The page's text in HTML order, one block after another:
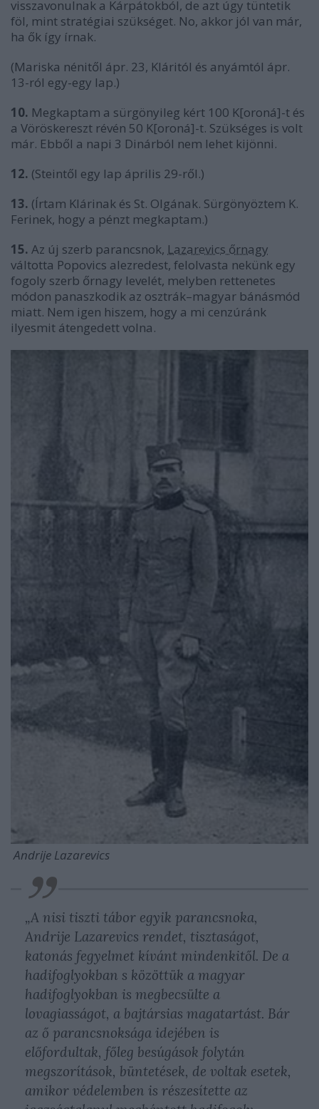
visszavonulnak a Kárpátokból, de azt úgy tüntetik
föl, mint stratégiai szükséget. No, akkor jól van már,
ha ők így írnak.
(Mariska nénitől ápr. 23, Kláritól és anyámtól ápr.
13-ról egy-egy lap.)
10. Megkaptam a sürgönyileg kért 100 K[oroná]-t és
a Vöröskereszt révén 50 K[oroná]-t. Szükséges is volt
már. Ebből a napi 3 Dinárból nem lehet kijönni.
12. (Steintől egy lap április 29-ről.)
13. (Írtam Klárinak és St. Olgának. Sürgönyöztem K.
Ferinek, hogy a pénzt megkaptam.)
15. Az új szerb parancsnok, Lazarevics őrnagy
váltotta Popovics alezredest, felolvasta nekünk egy
fogoly szerb őrnagy levelét, melyben rettenetes
módon panaszkodik az osztrák–magyar bánásmód
miatt. Nem igen hiszem, hogy a mi cenzúránk
ilyesmit átengedett volna.
Andrije Lazarevics
„A nisi tiszti tábor egyik parancsnoka,
Andrije Lazarevics rendet, tisztaságot,
katonás fegyelmet kívánt mindenkitől. De a
hadifoglyokban s közöttük a magyar
hadifoglyokban is megbecsülte a
lovagiasságot, a bajtársias magatartást. Bár
az ő parancsnoksága idejében is
előfordultak, főleg besúgások folytán
megszorítások, büntetések, de voltak esetek,
amikor védelemben is részesítette az